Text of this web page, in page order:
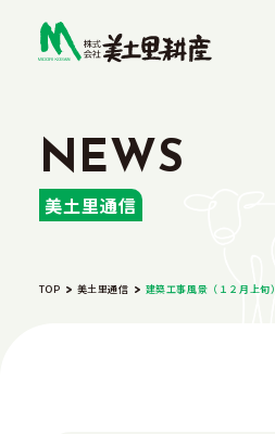
美土里通信
TOP 美土里通信 建築工事風景（１２月上旬）